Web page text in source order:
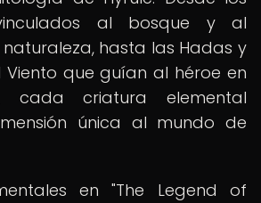
al bosque y al
hasta las Hadas y
Viento que guían al héroe en
cada criatura elemental
única al mundo de
en "The Legend of